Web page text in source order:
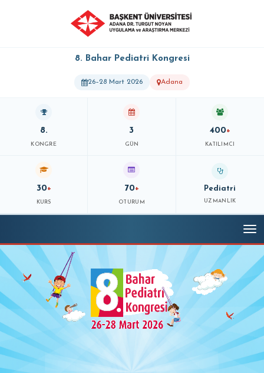
8. Bahar Pediatri Kongresi
26–28 Mart 2026 Adana
8.
KONGRE
3
GÜN
400+
KATILIMCI
30+
KURS
70+
OTURUM
Pediatri
UZMANLIK